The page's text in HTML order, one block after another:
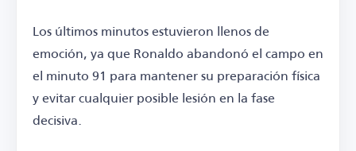
Los últimos minutos estuvieron llenos de
emoción, ya que Ronaldo abandonó el campo en
el minuto 91 para mantener su preparación física
y evitar cualquier posible lesión en la fase
decisiva.